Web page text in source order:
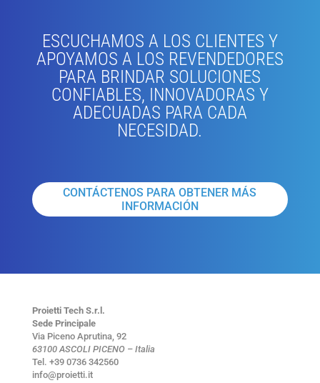
ESCUCHAMOS A LOS CLIENTES Y
APOYAMOS A LOS REVENDEDORES
PARA BRINDAR SOLUCIONES
CONFIABLES, INNOVADORAS Y
ADECUADAS PARA CADA
NECESIDAD.
CONTÁCTENOS PARA OBTENER MÁS
INFORMACIÓN
Proietti Tech S.r.l.
Sede Principale
Via Piceno Aprutina, 92
63100 ASCOLI PICENO – Italia
Tel. +39 0736 342560
info@proietti.it